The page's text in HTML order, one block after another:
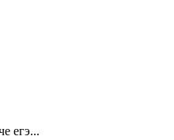
егэ...